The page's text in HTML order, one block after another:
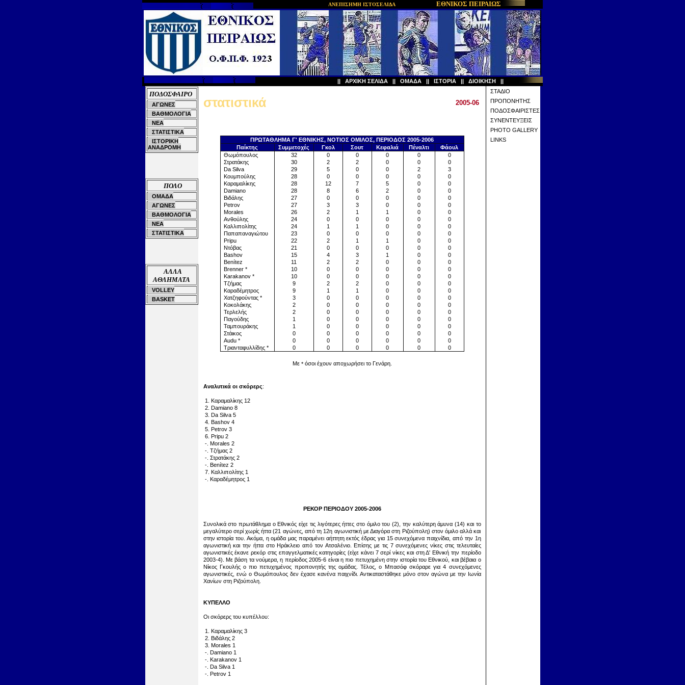
ΑΝΕΠΙΣΗΜΗ ΙΣΤΟΣΕΛΙΔΑ ΕΘΝΙΚΟΣ ΠΕΙΡΑΙΩΣ
|| ΑΡΧΙΚΗ ΣΕΛΙΔΑ || ΟΜΑΔΑ || ΙΣΤΟΡΙΑ || ΔΙΟΙΚΗΣΗ ||
ΠΟΔΟΣΦΑΙΡΟ
ΑΓΩΝΕΣ
ΒΑΘΜΟΛΟΓΙΑ
ΝΕΑ
ΣΤΑΤΙΣΤΙΚΑ
ΙΣΤΟΡΙΚΗ
ΑΝΑΔΡΟΜΗ
ΠΟΛΟ
ΟΜΑΔΑ
ΑΓΩΝΕΣ
ΒΑΘΜΟΛΟΓΙΑ
ΝΕΑ
ΣΤΑΤΙΣΤΙΚΑ
ΑΛΛΑ
ΑΘΛΗΜΑΤΑ
VOLLEY
BASKET
στατιστικά 2005-06
ΠΡΩΤΑΘΛΗΜΑ Γ' ΕΘΝΙΚΗΣ, ΝΟΤΙΟΣ ΟΜΙΛΟΣ, ΠΕΡΙΟΔΟΣ 2005-2006
Παίκτης
Συμμετοχές Γκολ Σουτ Κεφαλιά Πέναλτι
Φάουλ
Θωμόπουλος
Στρατάκης
Da Silva
Κουμπούλης
Καραμαλίκης
Damiano
Βιδάλης
Petrov
Morales
Ανθούλης
Καλλιπολίτης
Παπαπαναγιώτου
Pripu
Ντόβας
Bashov
Benítez
Brenner *
Karakanov *
Τζήμας
Καραδέμητρος
Χατζηφούντας *
Κοκολάκης
Τερλελής
Παγούδης
Ταμπουράκης
Στάικος
Audu *
Τριανταφυλλίδης *
32
30
29
28
28
28
27
27
26
24
24
23
22
21
15
11
10
10
9
9
3
2
2
1
1
0
0
0
0
2
5
0
12
8
0
3
2
0
1
0
2
0
4
2
0
0
2
1
0
0
0
0
0
0
0
0
0
2
0
0
7
6
0
3
1
0
1
0
1
0
3
2
0
0
2
1
0
0
0
0
0
0
0
0
0
0
0
0
5
2
0
0
1
0
0
0
1
0
1
0
0
0
0
0
0
0
0
0
0
0
0
0
0
0
2
0
0
0
0
0
0
0
0
0
0
0
0
0
0
0
0
0
0
0
0
0
0
0
0
0
0
0
3
0
0
0
0
0
0
0
0
0
0
0
0
0
0
0
0
0
0
0
0
0
0
0
0
0
Με *όσοι έχουν αποχωρήσει το Γενάρη.
Αναλυτικά οι σκόρερς:
1. Καραμαλίκης 12
2. Damiano 8
3. Da Silva 5
4. Bashov 4
5. Petrov 3
6. Pripu 2
-. Morales 2
-. Τζήμας 2
-. Στρατάκης 2
-. Benítez 2
7. Καλλιπολίτης 1
-. Καραδέμητρος 1
ΡΕΚΟΡ ΠΕΡΙΟΔΟΥ 2005-2006
Συνολικά στο πρωτάθλημα ο Εθνικός είχε τις λιγότερες ήττες στο όμιλο του (2), την καλύτερη άμυνα (14) και το
μεγαλύτερο σερί χωρίς ήττα (21 αγώνες, από τη 12η αγωνιστική με Διαγόρα στη Ριζούπολη) στον όμιλο αλλά και
στην ιστορία του. Ακόμα, η ομάδα μας παραμένει αήττητη εκτός έδρας για 15 συνεχόμενα παιχνίδια, από την 1η
αγωνιστική και την ήττα στο Ηράκλειο από τον Ατσαλένιο. Επίσης με τις 7 συνεχόμενες νίκες στις τελευταίες
αγωνιστικές έκανε ρεκόρ στις επαγγελματικές κατηγορίες (είχε κάνει 7 σερί νίκες και στη Δ' Εθνική την περίοδο
2003-4). Με βάση τα νούμερα, η περίοδος 2005-6 είναι η πιο πετυχημένη στην ιστορία του Εθνικού, και βέβαια ο
Νίκος Γκουλής ο πιο πετυχημένος προπονητής της ομάδας. Τέλος, ο Μπασόφ σκόραρε για 4 συνεχόμενες
αγωνιστικές, ενώ ο Θωμόπουλος δεν έχασε κανένα παιχνίδι. Αντικαταστάθηκε μόνο στον αγώνα με την Ιωνία
Χανίων στη Ριζούπολη.
ΚΥΠΕΛΛΟ
Οι σκόρερς του κυπέλλου:
1. Καραμαλίκης 3
2. Βιδάλης 2
3. Morales 1
-. Damiano 1
-. Karakanov 1
-. Da Silva 1
-. Petrov 1
ΣΤΑΔΙΟ
ΠΡΟΠΟΝΗΤΗΣ
ΠΟΔΟΣΦΑΙΡΙΣΤΕΣ
ΣΥΝΕΝΤΕΥΞΕΙΣ
PHOTO GALLERY
LINKS